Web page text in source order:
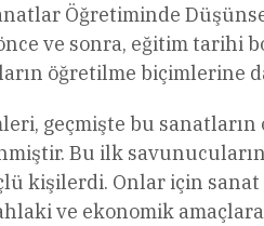
Öğretiminde
ve sonra, eğitim tarihi
öğretilme biçimlerine
geçmişte bu
Bu ilk
kişilerdi. Onlar için
ve ekonomik